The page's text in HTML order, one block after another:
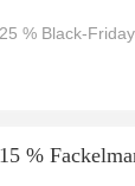
25 % Black-
15 %